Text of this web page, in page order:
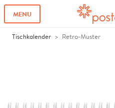
MENU
Tischkalender Retro-Muster